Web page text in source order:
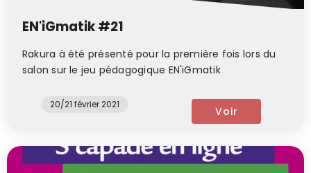
EN'iGmatik #21
Rakura à été présenté pour la première fois lors du
salon sur le jeu pédagogique EN'iGmatik
20/21 février 2021
Voir